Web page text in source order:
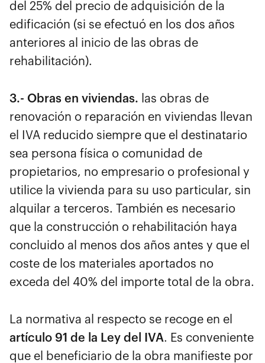
del 25% del precio de adquisición de la
edificación (si se efectuó en los dos años
anteriores al inicio de las obras de
rehabilitación).
3.- Obras en viviendas. las obras de
renovación o reparación en viviendas llevan
el IVA reducido siempre que el destinatario
sea persona física o comunidad de
propietarios, no empresario o profesional y
utilice la vivienda para su uso particular, sin
alquilar a terceros. También es necesario
que la construcción o rehabilitación haya
concluido al menos dos años antes y que el
coste de los materiales aportados no
exceda del 40% del importe total de la obra.
La normativa al respecto se recoge en el
artículo 91 de la Ley del IVA. Es conveniente
que el beneficiario de la obra manifieste por